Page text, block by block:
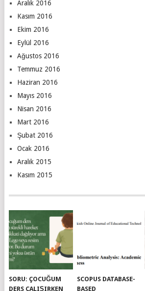
Aralık 2016
Kasım 2016
Ekim 2016
Eylül 2016
Ağustos 2016
Temmuz 2016
Haziran 2016
Mayıs 2016
Nisan 2016
Mart 2016
Şubat 2016
Ocak 2016
Aralık 2015
Kasım 2015
SORU: ÇOCUĞUM
DERS ÇALIŞIRKEN
SCOPUS DATABASE-
BASED